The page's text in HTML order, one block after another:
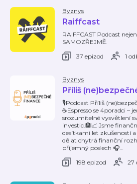
Byznys
Raiffcast
RAIFFCAST Podcast
SAMOZŘEJMĚ.
37 epizod
1
Byznys
Příliš
🎙️Podcast Příliš
☕️Espresso se 4poradci –
srozumitelné vysvětlení
investic.🏦📈 Jsme
desítkami let zkušeností
dělat chytrá finanční
příjemný poslech 🎧…
198 epizod
27